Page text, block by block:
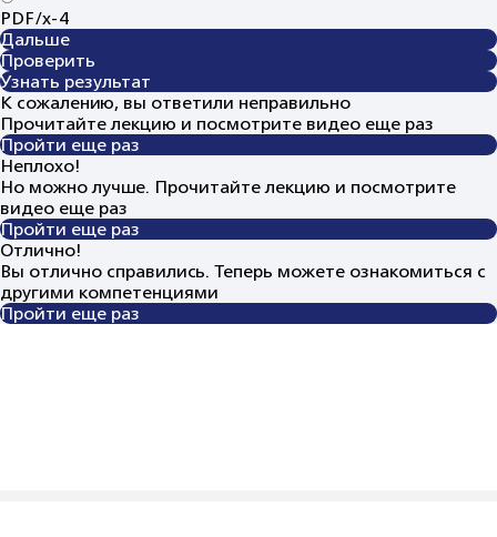
PDF/x-4
Дальше
Проверить
Узнать результат
К сожалению, вы ответили неправильно
Прочитайте лекцию и посмотрите видео еще раз
Пройти еще раз
Неплохо!
Но можно лучше. Прочитайте лекцию и посмотрите
видео еще раз
Пройти еще раз
Отлично!
Вы отлично справились. Теперь можете ознакомиться с
другими компетенциями
Пройти еще раз